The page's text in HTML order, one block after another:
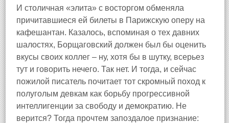
И столичная «элита» с восторгом обменяла
причитавшиеся ей билеты в Парижскую оперу на
кафешантан. Казалось, вспоминая о тех давних
шалостях, Борщаговский должен был бы оценить
вкусы своих коллег – ну, хотя бы в шутку, всерьез
тут и говорить нечего. Так нет. И тогда, и сейчас
пожилой писатель почитает тот скромный поход к
полуголым девкам как борьбу прогрессивной
интеллигенции за свободу и демократию. Не
верится? Тогда прочтем запоздалое признание: